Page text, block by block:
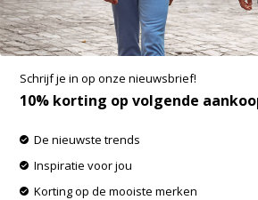
-60% op de gehele
Filters Sorteren op:
Schrijf je in op onze nieuwsbrief!
10% korting op volgende
De nieuwste trends
Inspiratie voor jou
Korting op de mooiste merken